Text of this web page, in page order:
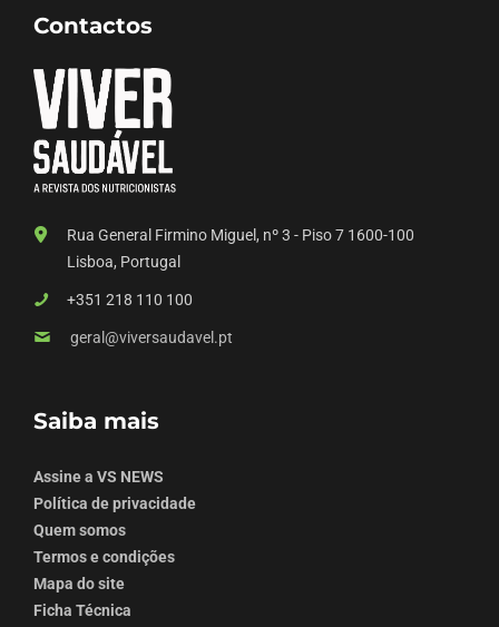
Contactos
Rua General Firmino Miguel, nº 3 - Piso 7 1600-100
Lisboa, Portugal
+351 218 110 100
geral@viversaudavel.pt
Saiba mais
Assine a VS NEWS
Política de privacidade
Quem somos
Termos e condições
Mapa do site
Ficha Técnica